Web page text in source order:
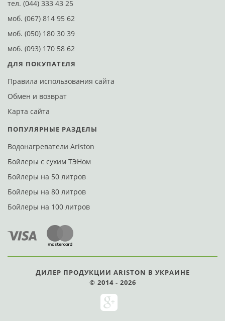
В закладки
Связаться с экспертом
Нет в наличии
тел. (044) 333 43 25
моб. (067) 814 95 62
моб. (050) 180 30 39
моб. (093) 170 58 62
ДЛЯ ПОКУПАТЕЛЯ
Правила использования сайта
Обмен и возврат
Карта сайта
ПОПУЛЯРНЫЕ РАЗДЕЛЫ
Водонагреватели Ariston
Бойлеры с сухим ТЭНом
Бойлеры на 50 литров
Бойлеры на 80 литров
Бойлеры на 100 литров
ДИЛЕР ПРОДУКЦИИ ARISTON В УКРАИНЕ
© 2014 - 2026